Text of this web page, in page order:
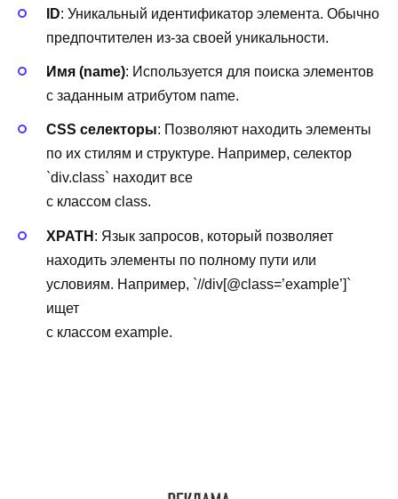
ID: Уникальный идентификатор элемента. Обычно
предпочтителен из-за своей уникальности.
Имя (name): Используется для поиска элементов
с заданным атрибутом name.
CSS селекторы: Позволяют находить элементы
по их стилям и структуре. Например, селектор
`div.class` находит все
с классом class.
XPATH : Язык запросов, который позволяет
находить элементы по полному пути или
условиям. Например, `//div[@class=’example’]`
ищет
с классом example.